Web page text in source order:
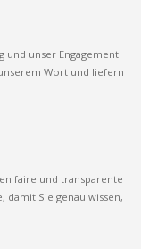
und unser Engagement
Wort und liefern
faire und transparente
damit Sie genau wissen,